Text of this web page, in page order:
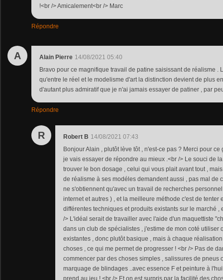
!<br /> Amicalement<br /> Marc
Répondre
A Alain Pierre 14/08/2021 05:40
Bravo pour ce magnifique travail de patine saisissant de réalisme .
qu'entre le réel et le modelisme d'art la distinction devient de plus
d'autant plus admiratif que je n'ai jamais essayer de patiner , par
Répondre
R Robert B 14/08/2021 07:43
Bonjour Alain , plutôt lève tôt , n'est-ce pas ? Merci pour
je vais essayer de répondre au mieux .<br /> Le souci de
trouver le bon dosage , celui qui vous plait avant tout ,
de réalisme à ses modéles demandent aussi , pas mal de
ne s'obtiennent qu'avec un travail de recherches
internet et autres ) , et la meilleure méthode c'est de tenter
différentes techniques et produits existants sur le marché ,
/> L'idéal serait de travailler avec l'aide d'un maquettiste
dans un club de spécialistes , j'estime de mon coté utiliser
existantes , donc plutôt basique , mais à chaque
choses , ce qui me permet de progresser ! <br /> Pas de
commencer par des choses simples , salissures de pneus
marquage de blindages ..avec essence F et peinture à
prend au jeu ! <br /> Et on est surpris par la facilité des